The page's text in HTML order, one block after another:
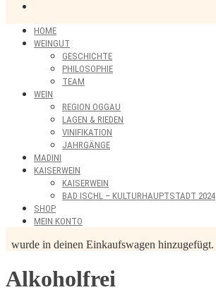
HOME
WEINGUT
GESCHICHTE
PHILOSOPHIE
TEAM
WEIN
REGION OGGAU
LAGEN & RIEDEN
VINIFIKATION
JAHRGÄNGE
MADINI
KAISERWEIN
KAISERWEIN
BAD ISCHL – KULTURHAUPTSTADT 2024
SHOP
MEIN KONTO
wurde in deinen Einkaufswagen hinzugefügt.
Alkoholfrei